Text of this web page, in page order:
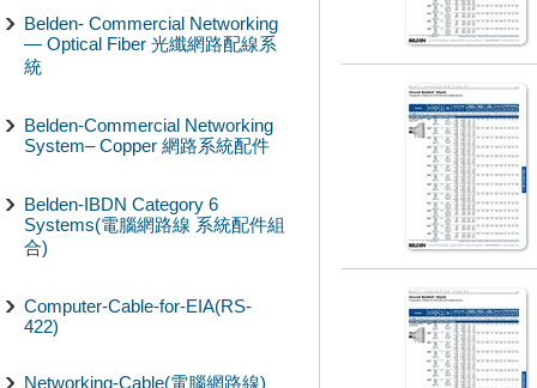
Belden- Commercial Networking
— Optical Fiber 光纖網路配線系
統
Belden-Commercial Networking
System– Copper 網路系統配件
Belden-IBDN Category 6
Systems(電腦網路線 系統配件組
合)
Computer-Cable-for-EIA(RS-
422)
Networking-Cable(電腦網路線)